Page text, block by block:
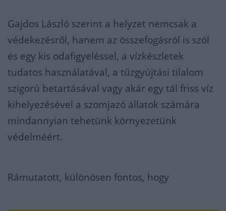
Gajdos László szerint a helyzet nemcsak a
védekezésről, hanem az összefogásról is szól
és egy kis odafigyeléssel, a vízkészletek
tudatos használatával, a tűzgyújtási tilalom
szigorú betartásával vagy akár egy tál friss víz
kihelyezésével a szomjazó állatok számára
mindannyian tehetünk környezetünk
védelméért.
Rámutatott, különösen fontos, hogy